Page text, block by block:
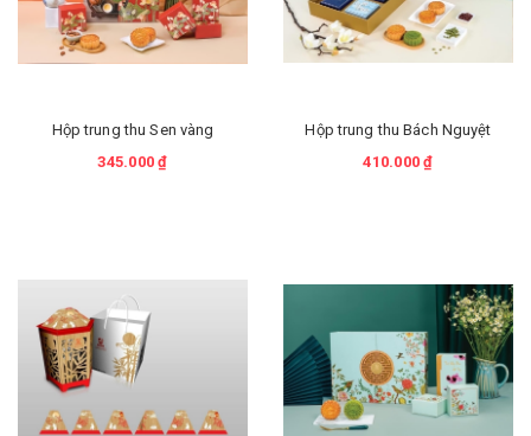
Hộp trung thu Sen vàng
345.000 ₫
Hộp trung thu Bách Nguyệt
410.000 ₫